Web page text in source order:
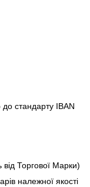
до стандарту IBAN
від Торгової Марки)
належної якості